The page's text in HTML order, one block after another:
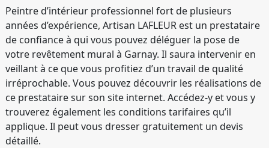
Peintre d’intérieur professionnel fort de plusieurs
années d’expérience, Artisan LAFLEUR est un prestataire
de confiance à qui vous pouvez déléguer la pose de
votre revêtement mural à Garnay. Il saura intervenir en
veillant à ce que vous profitiez d’un travail de qualité
irréprochable. Vous pouvez découvrir les réalisations de
ce prestataire sur son site internet. Accédez-y et vous y
trouverez également les conditions tarifaires qu’il
applique. Il peut vous dresser gratuitement un devis
détaillé.